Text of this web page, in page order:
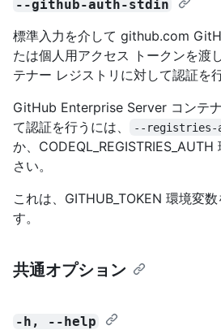
--github-auth-stdin
標準入力を介して github.com
たは個人用アクセス トークンを渡
テナー レジストリに対して認証を
GitHub Enterprise Server コンテ
て認証を行うには、
--registries-
か、
さい。
これは、GITHUB_TOKEN 環境変
す。
共通オプション
-h, --help